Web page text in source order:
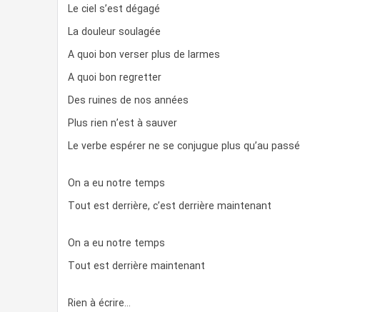
Le ciel s’est dégagé
La douleur soulagée
A quoi bon verser plus de larmes
A quoi bon regretter
Des ruines de nos années
Plus rien n’est à sauver
Le verbe espérer ne se conjugue plus qu’au passé
On a eu notre temps
Tout est derrière, c’est derrière maintenant
On a eu notre temps
Tout est derrière maintenant
Rien à écrire…